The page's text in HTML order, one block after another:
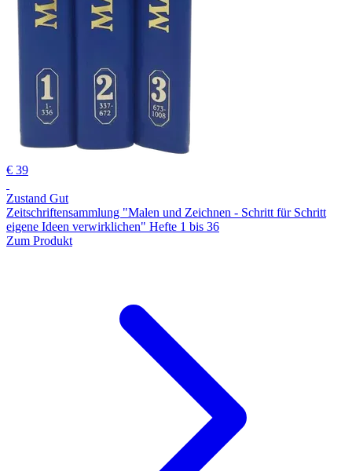
€ 39
Zustand Gut
Zeitschriftensammlung "Malen und Zeichnen - Schritt für Schritt
eigene Ideen verwirklichen" Hefte 1 bis 36
Zum Produkt